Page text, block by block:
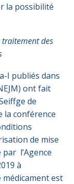
la possibilité
des
I publiés dans
ont fait
de
la conférence
de mise
l’Agence
à
médicament est